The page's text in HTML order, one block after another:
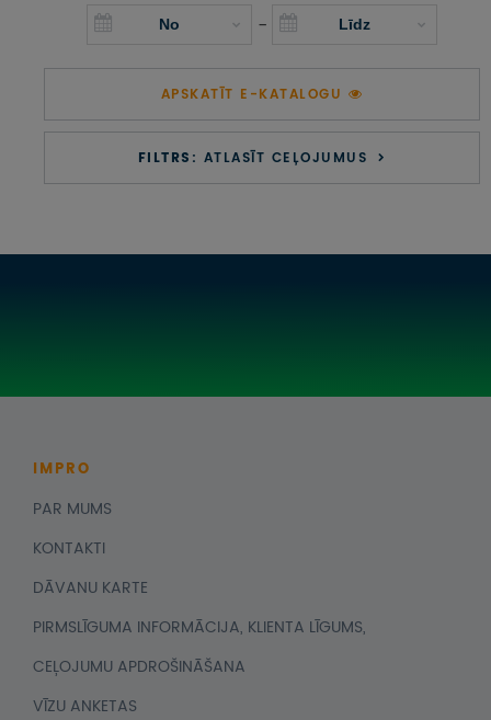
UZŅEMOŠAIS TŪRISMS
IMPRO KONKURSI
PIRMSLĪGUMA INFORMĀCIJA, KLIENTA LĪGUMS,
CEĻOJUMU APDROŠINĀŠANA
-
APSKATĪT E-KATALOGU
FILTRS: ATLASĪT CEĻOJUMUS
IMPRO
PAR MUMS
KONTAKTI
DĀVANU KARTE
PIRMSLĪGUMA INFORMĀCIJA, KLIENTA LĪGUMS,
CEĻOJUMU APDROŠINĀŠANA
VĪZU ANKETAS